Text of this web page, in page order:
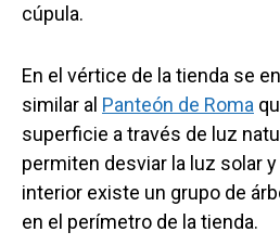
cúpula.
En el vértice de la tienda se
similar al Panteón de Roma
superficie a través de luz
permiten desviar la luz solar
interior existe un grupo de
en el perímetro de la tienda.